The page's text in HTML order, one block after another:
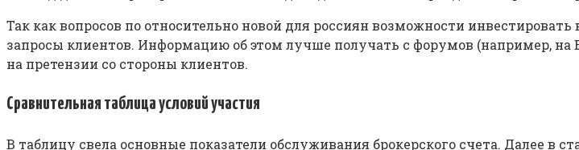
Так как вопросов по относительно новой для россиян возможности
запросы клиентов. Информацию об этом лучше получать с форумов (например,
на претензии со стороны клиентов.
Сравнительная таблица условий участия
В таблицу свела основные показатели обслуживания брокерского счета. Далее в